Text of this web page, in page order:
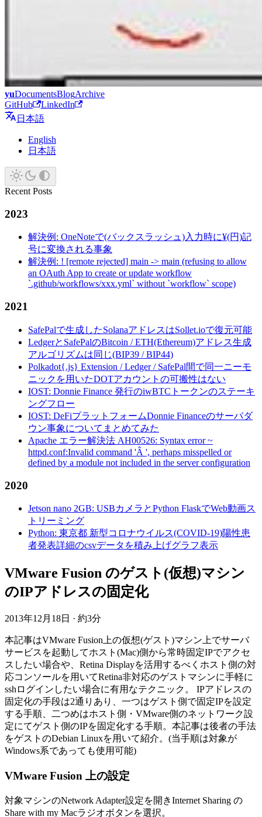
yuDocumentsBlogArchive
GitHub
LinkedIn
日本語
English
日本語
Recent Posts
2023
解決例: OneNoteで(バックスラッシュ)入力時に¥(円)記
号に変換される事象
解決例: ! [remote rejected] main -> main (refusing to allow
an OAuth App to create or update workflow
`.github/workflows/xxx.yml` without `workflow` scope)
2021
SafePalで生成したSolanaアドレスはSollet.ioで復元可能
LedgerとSafePalのBitcoin / ETH(Ethereum)アドレス生成
アルゴリズムは同じ(BIP39 / BIP44)
Polkadot{.js} Extension / Ledger / SafePal間で同一ニーモ
ニックを用いたDOTアカウントの可搬性はない
IOST: Donnie Finance 発行のiwBTCトークンのステーキ
ングフロー
IOST: DeFiプラットフォームDonnie Financeのサーバダ
ウン事象についてまとめてみた
Apache エラー解決法 AH00526: Syntax error ~
httpd.conf:Invalid command 'Â ', perhaps misspelled or
defined by a module not included in the server configuration
2020
Jetson nano 2GB: USBカメラとPython FlaskでWeb動画ス
トリーミング
Python: 東京都 新型コロナウイルス(COVID-19)陽性患
者発表詳細のcsvデータを積み上げグラフ表示
VMware Fusion のゲスト(仮想)マシン
のIPアドレスの固定化
2013年12月18日 · 約3分
本記事はVMware Fusion上の仮想(ゲスト)マシン上でサーバ
サービスを起動してホスト(Mac)側から常時固定IPでアクセ
スしたい場合や、Retina Displayを活用するべくホスト側の対
応コンソールを用いてRetina非対応のゲストマシンに手軽に
sshログインしたい場合に有用なテクニック。 IPアドレスの
固定化の手段は2通りあり、一つはゲスト側で固定IPを設定
する手順、二つめはホスト側・VMware側のネットワーク設
定にてゲスト側のIPを固定化する手順。本記事は後者の手法
をゲストのDebian Linuxを用いて紹介。(当手順は対象が
Windows系であっても使用可能)
VMware Fusion 上の設定
対象マシンのNetwork Adapter設定を開きInternet Sharing の
Share with my Macラジオボタンを選択。